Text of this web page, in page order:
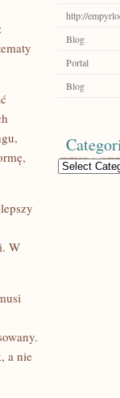
W
a nie
http://
Blog
Portal
Blog
Categories